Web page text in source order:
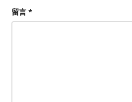
手
的
留言 *